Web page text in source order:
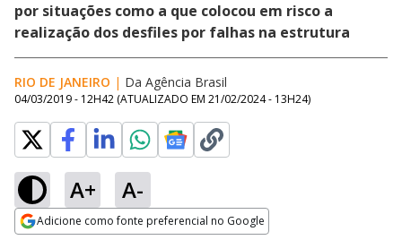
por situações como a que colocou em risco a
realização dos desfiles por falhas na estrutura
RIO DE JANEIRO | Da Agência Brasil
04/03/2019 - 12H42 (ATUALIZADO EM 21/02/2024 - 13H24)
A+ A-
Adicione como fonte preferencial no Google